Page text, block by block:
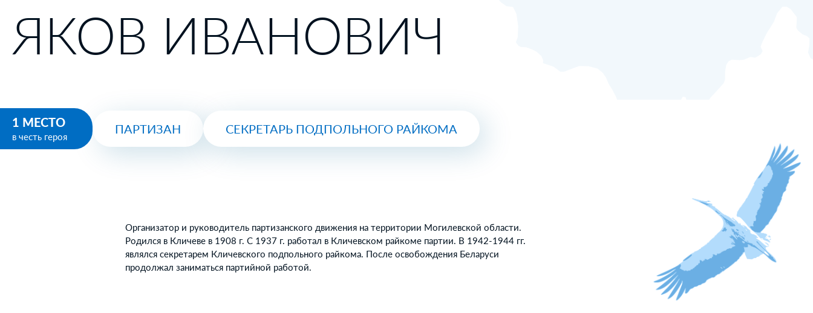
ЯКОВ ИВАНОВИЧ
1 МЕСТО
в честь героя
ПАРТИЗАН СЕКРЕТАРЬ ПОДПОЛЬНОГО РАЙКОМА
Организатор и руководитель партизанского движения на территории Могилевской области.
Родился в Кличеве в 1908 г. С 1937 г. работал в Кличевском райкоме партии. В 1942-1944 гг.
являлся секретарем Кличевского подпольного райкома. После освобождения Беларуси
продолжал заниматься партийной работой.